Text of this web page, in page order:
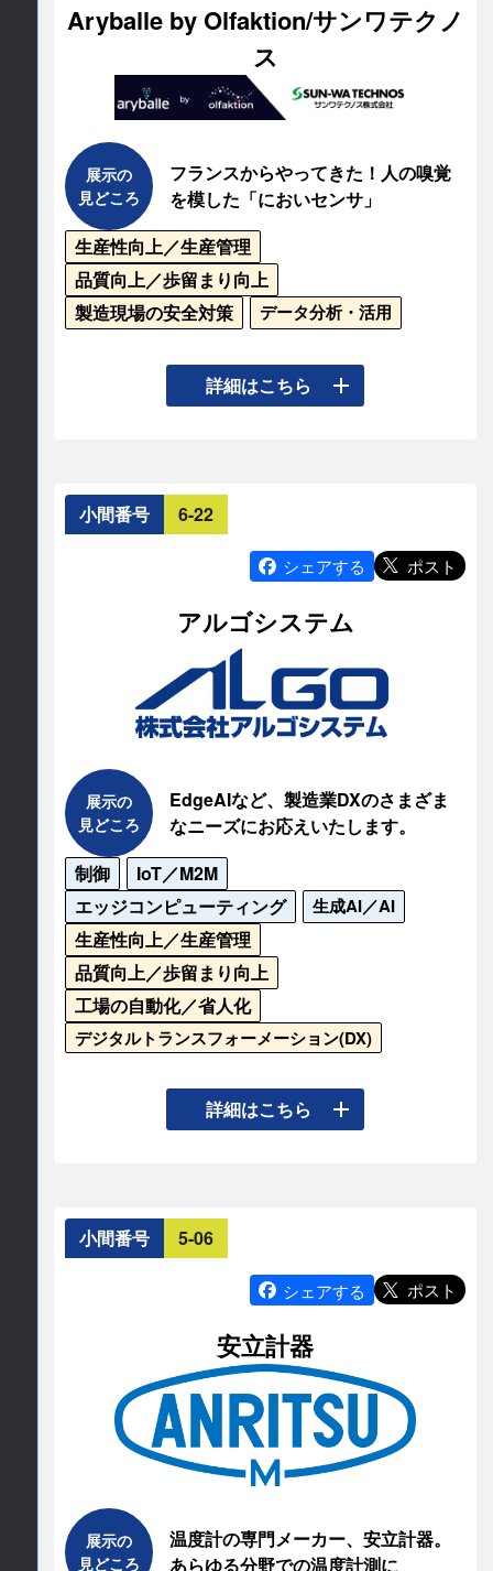
• 産業用コンピュータ：小型・ファンレスから
GPU搭載の高性能タイプまでラインアップ
• IoT・LPWA：LoRaWAN無線IoTモジュールで遠
隔管理や省電力通信を実現
当社の強みである受託開発も、事例を交えて紹介
します。仕様提案から設計・製造・品質管理まで
安心のワンストップで対応しています。「ものづ
くりの未来」を、ぜひ当社ブースでご体感くださ
い。
連絡先情報
担当部署名
マーケティング＆コミュニケーション
岡山市北区田中616-4
E-mail
sales advanet.jp
公式サイト
https://www.advanet.co.jp/
Aryballe by Olfaktion/サンワテクノ
ス
展示の
見どころ
フランスからやってきた！人の嗅覚
を模した「においセンサ」
生産性向上／生産管理
品質向上／歩留まり向上
製造現場の安全対策
データ分析・活用
人が嗅げる全てのにおいを可視化・データ化する
特許取得済みのバイオセンサ式においセンサ。
化するため、においの照合やマッピングが可能に
なります。あらかじめ設定したにおいデータと比
較を行う「合否判定」機能や、優れた複合臭のに
とができます。研究で使いやすい据え置き型、手
軽なポータブルタイプや製品組込式モジュールが
あるため、製造業、研究機関を問わず幅広い分野
においてご活用いただけます。
ブースでは製品とデモをご覧いいただけますの
で、ぜひお立ち寄りください。
連絡先情報
連絡先会社
Aryballe by Olfaktion / サンワテクノス
担当部署名
グローバルSCMソリューション部
東京スクエアガーデン18F
E-mail
aryballe sunwa.de
https://www.sunwa.co.jp/article_source/dat
詳細はこちら
小間番号 6-22
シェアする ポスト
アルゴシステム
展示の
見どころ
EdgeAIなど、製造業DXのさまざま
なニーズにお応えいたします。
制御
IoT／M2M
エッジコンピューティング
生成AI／AI
生産性向上／生産管理
品質向上／歩留まり向上
工場の自動化／省人化
デジタルトランスフォーメーション(DX)
◆産業用PC。Intel製Core i7/i5、Atom CPU搭載、
パネルPC、VESA取付け、組込みPCをご用意。
意。
◆オールインワンコントローラ。表示・操作・デ
ータログ・UPS（無停電電源）・IO制御・多軸同
◆フィールドバス。業界最小クラスの「ちび丸く
ん」シリーズ、EtherCAT、EtherNet/IP、CC-Link
IE TSN、A-Link(HLS)、CUneに対応。
◆受託開発。ご要望に合わせ、電子回路/機構設
計、ソフトウェアなど、お客様専用機開発から、
オリジナル製品のカスタム、ソリューションシス
テムまでトータルサポート。
詳細はこちら
小間番号 5-06
シェアする ポスト
安立計器
展示の
見どころ
温度計の専門メーカー、安立計器。
あらゆる分野での温度計測に